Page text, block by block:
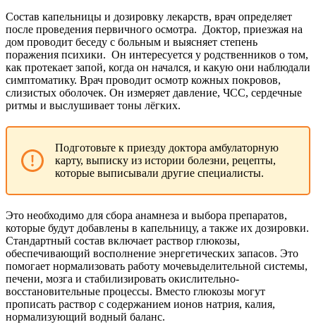
Состав капельницы и дозировку лекарств, врач определяет
после проведения первичного осмотра. Доктор, приезжая на
дом проводит беседу с больным и выясняет степень
поражения психики. Он интересуется у родственников о том,
как протекает запой, когда он начался, и какую они наблюдали
симптоматику. Врач проводит осмотр кожных покровов,
слизистых оболочек. Он измеряет давление, ЧСС, сердечные
ритмы и выслушивает тоны лёгких.
Подготовьте к приезду доктора амбулаторную
карту, выписку из истории болезни, рецепты,
которые выписывали другие специалисты.
Это необходимо для сбора анамнеза и выбора препаратов,
которые будут добавлены в капельницу, а также их дозировки.
Стандартный состав включает раствор глюкозы,
обеспечивающий восполнение энергетических запасов. Это
помогает нормализовать работу мочевыделительной системы,
печени, мозга и стабилизировать окислительно-
восстановительные процессы. Вместо глюкозы могут
прописать раствор с содержанием ионов натрия, калия,
нормализующий водный баланс.